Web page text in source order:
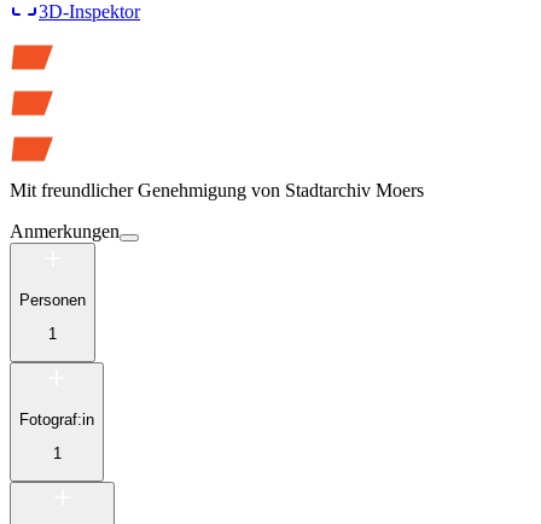
3D-Inspektor
Mit freundlicher Genehmigung von Stadtarchiv Moers
Anmerkungen
Personen
1
Fotograf:in
1